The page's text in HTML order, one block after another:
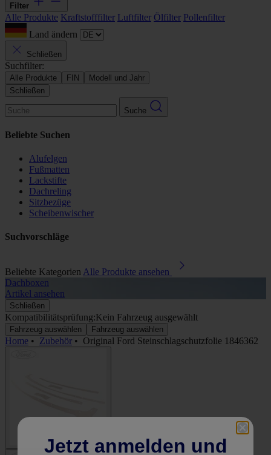
Filter
Alle Produkte Kraftstofffilter Luftfilter Ölfilter Pollenfilter
Land ändern
Schließen
Suchfilter:
Alle Produkte FIN
Modell und Jahr
Schließen
Suche
Beliebte Suchen
Alufelgen
Fußmatten
Lackstifte
Dachreling
Sitzbezüge
Scheibenwischer
Suchvorschläge
Beliebte Kategorien Alle Produkte ansehen
Dachboxen
Artikel ansehen
Schließen
Kompatibilitätsprüfung:Kein Fahrzeug ausgewählt
Fahrzeug auswählen Fahrzeug auswählen
Home • Zubehör • Original Ford Steinschlagschutzfolie 1846362
Jetzt anmelden und